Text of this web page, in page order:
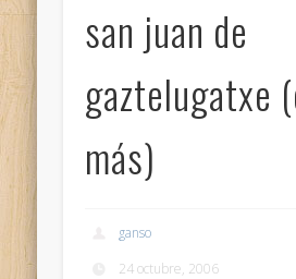
san juan de
gaztelugatxe
más)
ganso
24 octubre, 2006